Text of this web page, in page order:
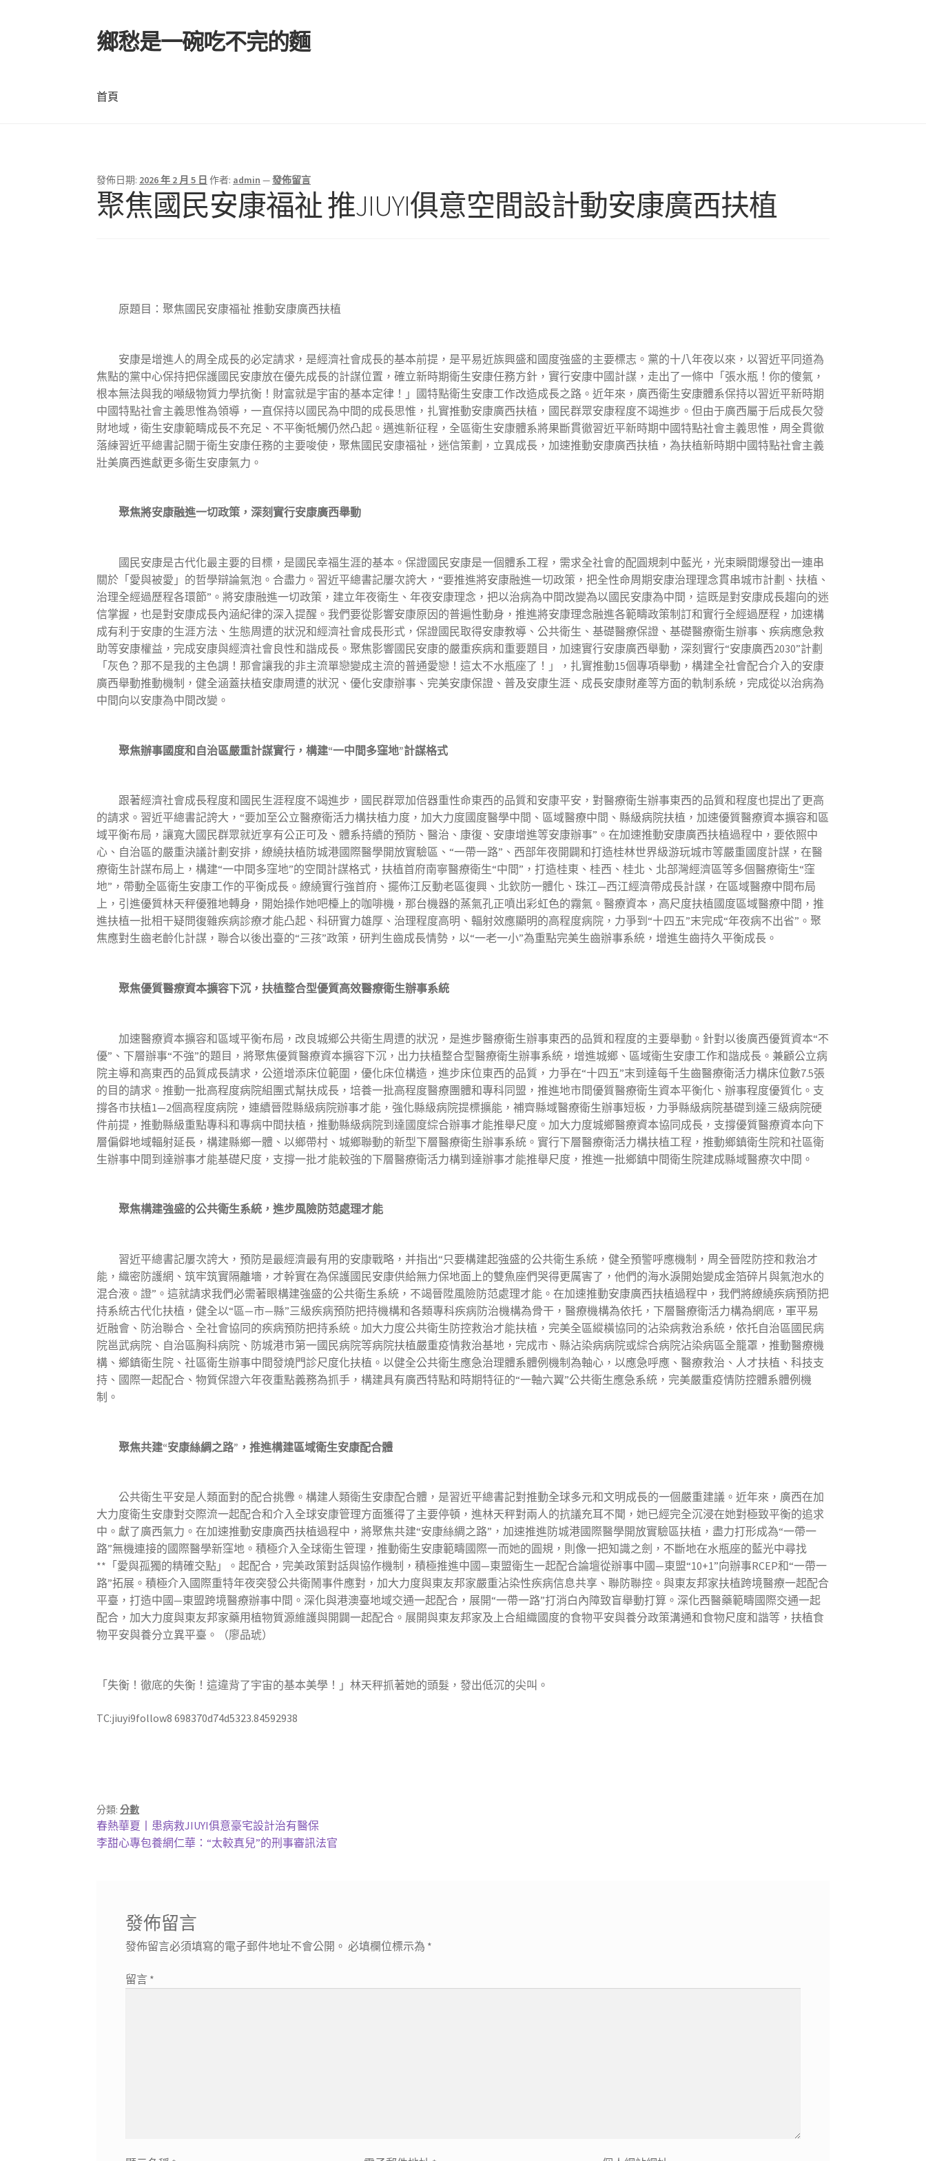
跳
至
覽
列
跳
至
要
內
鄉愁是一碗吃不完的麵
首頁
發佈日期: 2026 年 2 月 5 日 作者: admin —發佈留言
聚焦國民安康福祉 推JIUYI俱意空間設計動安康廣西扶植
原題目：聚焦國民安康福祉 推動安康廣西扶植
安康是增進人的周全成長的必定請求，是經濟社會成長的基本前提，是平易近族興盛和國度強盛的主要標志。黨的十八年夜以來，以習近平同道為
焦點的黨中心保持把保護國民安康放在優先成長的計謀位置，確立新時期衛生安康任務方針，實行安康中國計謀，走出了一條中「張水瓶！你的傻氣，
根本無法與我的噸級物質力學抗衡！財富就是宇宙的基本定律！」國特點衛生安康工作改造成長之路。近年來，廣西衛生安康體系保持以習近平新時期
中國特點社會主義思惟為領導，一直保持以國民為中間的成長思惟，扎實推動安康廣西扶植，國民群眾安康程度不竭進步。但由于廣西屬于后成長欠發
財地域，衛生安康範疇成長不充足、不平衡牴觸仍然凸起。邁進新征程，全區衛生安康體系將果斷貫徹習近平新時期中國特點社會主義思惟，周全貫徹
落練習近平總書記關于衛生安康任務的主要唆使，聚焦國民安康福祉，迷信策劃，立異成長，加速推動安康廣西扶植，為扶植新時期中國特點社會主義
壯美廣西進獻更多衛生安康氣力。
聚焦將安康融進一切政策，深刻實行安康廣西舉動
國民安康是古代化最主要的目標，是國民幸福生涯的基本。保證國民安康是一個體系工程，需求全社會的配圓規刺中藍光，光束瞬間爆發出一連串
關於「愛與被愛」的哲學辯論氣泡。合盡力。習近平總書記屢次誇大，“要推進將安康融進一切政策，把全性命周期安康治理理念貫串城市計劃、扶植、
治理全經過歷程各環節”。將安康融進一切政策，建立年夜衛生、年夜安康理念，把以治病為中間改變為以國民安康為中間，這既是對安康成長趨向的迷
信掌握，也是對安康成長內涵紀律的深入提醒。我們要從影響安康原因的普遍性動身，推進將安康理念融進各範疇政策制訂和實行全經過歷程，加速構
成有利于安康的生涯方法、生態周遭的狀況和經濟社會成長形式，保證國民取得安康教導、公共衛生、基礎醫療保證、基礎醫療衛生辦事、疾病應急救
助等安康權益，完成安康與經濟社會良性和諧成長。聚焦影響國民安康的嚴重疾病和重要題目，加速實行安康廣西舉動，深刻實行“安康廣西2030”計劃
「灰色？那不是我的主色調！那會讓我的非主流單戀變成主流的普通愛戀！這太不水瓶座了！」，扎實推動15個專項舉動，構建全社會配合介入的安康
廣西舉動推動機制，健全涵蓋扶植安康周遭的狀況、優化安康辦事、完美安康保證、普及安康生涯、成長安康財產等方面的軌制系統，完成從以治病為
中間向以安康為中間改變。
聚焦辦事國度和自治區嚴重計謀實行，構建“一中間多窪地”計謀格式
跟著經濟社會成長程度和國民生涯程度不竭進步，國民群眾加倍器重性命東西的品質和安康平安，對醫療衛生辦事東西的品質和程度也提出了更高
的請求。習近平總書記誇大，“要加至公立醫療衛活力構扶植力度，加大力度國度醫學中間、區域醫療中間、縣級病院扶植，加速優質醫療資本擴容和區
域平衡布局，讓寬大國民群眾就近享有公正可及、體系持續的預防、醫治、康復、安康增進等安康辦事”。在加速推動安康廣西扶植過程中，要依照中
心、自治區的嚴重決議計劃安排，繚繞扶植防城港國際醫學開放實驗區、“一帶一路”、西部年夜開闢和打造桂林世界級游玩城市等嚴重國度計謀，在醫
療衛生計謀布局上，構建“一中間多窪地”的空間計謀格式，扶植首府南寧醫療衛生“中間”，打造桂東、桂西、桂北、北部灣經濟區等多個醫療衛生“窪
地”，帶動全區衛生安康工作的平衡成長。繚繞實行強首府、擺佈江反動老區復興、北欽防一體化、珠江—西江經濟帶成長計謀，在區域醫療中間布局
上，引進優質林天秤優雅地轉身，開始操作她吧檯上的咖啡機，那台機器的蒸氣孔正噴出彩虹色的霧氣。醫療資本，高尺度扶植國度區域醫療中間，推
進扶植一批相干疑問復雜疾病診療才能凸起、科研實力雄厚、治理程度高明、輻射效應顯明的高程度病院，力爭到“十四五”末完成“年夜病不出省”。聚
焦應對生齒老齡化計謀，聯合以後出臺的“三孩”政策，研判生齒成長情勢，以“一老一小”為重點完美生齒辦事系統，增進生齒持久平衡成長。
聚焦優質醫療資本擴容下沉，扶植整合型優質高效醫療衛生辦事系統
加速醫療資本擴容和區域平衡布局，改良城鄉公共衛生周遭的狀況，是進步醫療衛生辦事東西的品質和程度的主要舉動。針對以後廣西優質資本“不
優”、下層辦事“不強”的題目，將聚焦優質醫療資本擴容下沉，出力扶植整合型醫療衛生辦事系統，增進城鄉、區域衛生安康工作和諧成長。兼顧公立病
院主導和高東西的品質成長請求，公道增添床位範圍，優化床位構造，進步床位東西的品質，力爭在“十四五”末到達每千生齒醫療衛活力構床位數7.5張
的目的請求。推動一批高程度病院組團式幫扶成長，培養一批高程度醫療團體和專科同盟，推進地市間優質醫療衛生資本平衡化、辦事程度優質化。支
撐各市扶植1—2個高程度病院，連續晉陞縣級病院辦事才能，強化縣級病院提標擴能，補齊縣域醫療衛生辦事短板，力爭縣級病院基礎到達三級病院硬
件前提，推動縣級重點專科和專病中間扶植，推動縣級病院到達國度綜合辦事才能推舉尺度。加大力度城鄉醫療資本協同成長，支撐優質醫療資本向下
層偏僻地域輻射延長，構建縣鄉一體、以鄉帶村、城鄉聯動的新型下層醫療衛生辦事系統。實行下層醫療衛活力構扶植工程，推動鄉鎮衛生院和社區衛
生辦事中間到達辦事才能基礎尺度，支撐一批才能較強的下層醫療衛活力構到達辦事才能推舉尺度，推進一批鄉鎮中間衛生院建成縣域醫療次中間。
聚焦構建強盛的公共衛生系統，進步風險防范處理才能
習近平總書記屢次誇大，預防是最經濟最有用的安康戰略，并指出“只要構建起強盛的公共衛生系統，健全預警呼應機制，周全晉陞防控和救治才
能，織密防護網、筑牢筑實隔離墻，才幹實在為保護國民安康供給無力保地面上的雙魚座們哭得更厲害了，他們的海水淚開始變成金箔碎片與氣泡水的
混合液。證”。這就請求我們必需著眼構建強盛的公共衛生系統，不竭晉陞風險防范處理才能。在加速推動安康廣西扶植過程中，我們將繚繞疾病預防把
持系統古代化扶植，健全以“區—市—縣”三級疾病預防把持機構和各類專科疾病防治機構為骨干，醫療機構為依托，下層醫療衛活力構為網底，軍平易
近融會、防治聯合、全社會協同的疾病預防把持系統。加大力度公共衛生防控救治才能扶植，完美全區縱橫協同的沾染病救治系統，依托自治區國民病
院邕武病院、自治區胸科病院、防城港市第一國民病院等病院扶植嚴重疫情救治基地，完成市、縣沾染病病院或綜合病院沾染病區全籠罩，推動醫療機
構、鄉鎮衛生院、社區衛生辦事中間發燒門診尺度化扶植。以健全公共衛生應急治理體系體例機制為軸心，以應急呼應、醫療救治、人才扶植、科技支
持、國際一起配合、物質保證六年夜重點義務為抓手，構建具有廣西特點和時期特征的“一軸六翼”公共衛生應急系統，完美嚴重疫情防控體系體例機
制。
聚焦共建“安康絲綢之路”，推進構建區域衛生安康配合體
公共衛生平安是人類面對的配合挑釁。構建人類衛生安康配合體，是習近平總書記對推動全球多元和文明成長的一個嚴重建議。近年來，廣西在加
大力度衛生安康對交際流一起配合和介入全球安康管理方面獲得了主要停頓，進林天秤對兩人的抗議充耳不聞，她已經完全沉浸在她對極致平衡的追求
中。獻了廣西氣力。在加速推動安康廣西扶植過程中，將聚焦共建“安康絲綢之路”，加速推進防城港國際醫學開放實驗區扶植，盡力打形成為“一帶一
路”無機連接的國際醫學新窪地。積極介入全球衛生管理，推動衛生安康範疇國際一而她的圓規，則像一把知識之劍，不斷地在水瓶座的藍光中尋找
**「愛與孤獨的精確交點」。起配合，完美政策對話與協作機制，積極推進中國—東盟衛生一起配合論壇從辦事中國—東盟“10+1”向辦事RCEP和“一帶一
路”拓展。積極介入國際重特年夜突發公共衛鬧事件應對，加大力度與東友邦家嚴重沾染性疾病信息共享、聯防聯控。與東友邦家扶植跨境醫療一起配合
平臺，打造中國—東盟跨境醫療辦事中間。深化與港澳臺地域交通一起配合，展開“一帶一路”打消白內障致盲舉動打算。深化西醫藥範疇國際交通一起
配合，加大力度與東友邦家藥用植物質源維護與開闢一起配合。展開與東友邦家及上合組織國度的食物平安與養分政策溝通和食物尺度和諧等，扶植食
物平安與養分立異平臺。（廖品琥）
「失衡！徹底的失衡！這違背了宇宙的基本美學！」林天秤抓著她的頭髮，發出低沉的尖叫。
TC:jiuyi9follow8 698370d74d5323.84592938
分類:分數
文
章
上
一
春熱華夏丨患病救JIUYI俱意豪宅設計治有醫保
下
李甜心專包養網仁華：“太較真兒”的刑事審訊法官
發佈留言
發佈留言必須填寫的電子郵件地址不會公開。 必填欄位標示為 *
留言 *